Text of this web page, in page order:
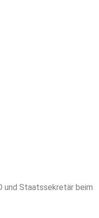
und Staatssekretär beim